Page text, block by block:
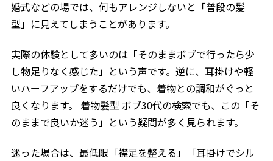
婚式などの場では、何もアレンジしないと「普段の髪
型」に見えてしまうことがあります。
実際の体験として多いのは「そのままボブで行ったら少
し物足りなく感じた」という声です。逆に、耳掛けや軽
いハーフアップをするだけでも、着物との調和がぐっと
良くなります。 着物髪型 ボブ30代の検索でも、この「そ
のままで良いか迷う」という疑問が多く見られます。
迷った場合は、最低限「襟足を整える」「耳掛けでシル